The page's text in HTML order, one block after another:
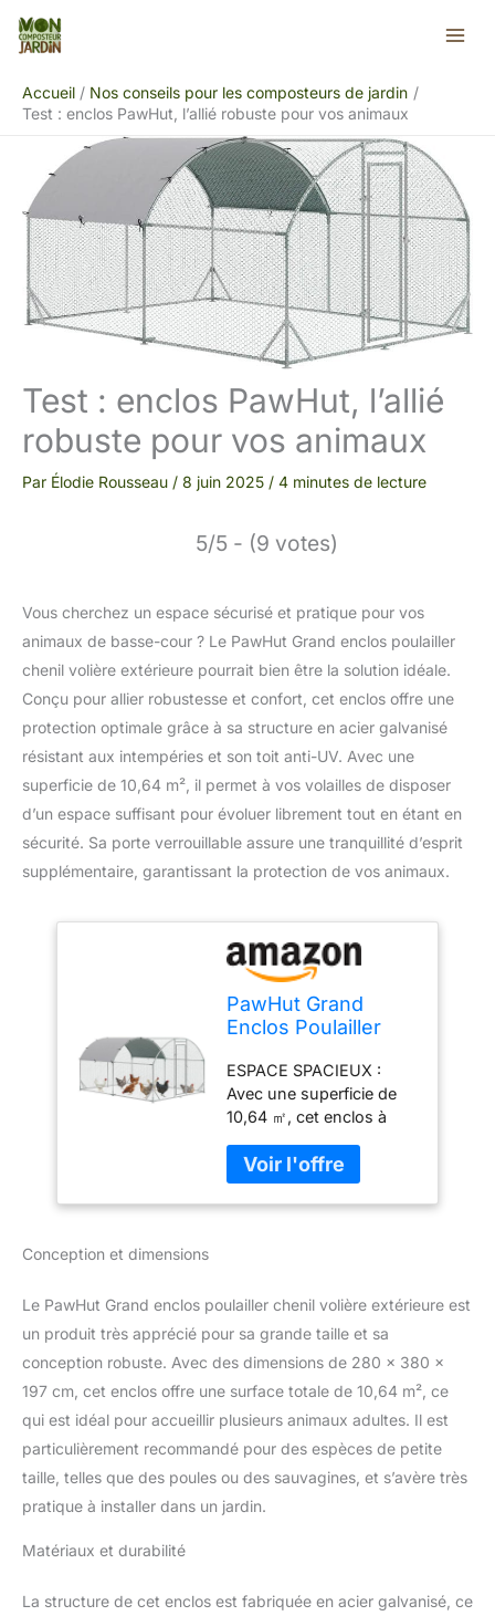
Aller
Accueil
Nos conseils pour les composteurs de jardin
Test : enclos PawHut, l’allié robuste pour vos animaux
Test : enclos PawHut, l’allié
robuste pour vos animaux
Par Élodie Rousseau / 8 juin 2025 / 4 minutes de lecture
5/5 - (9 votes)
Vous cherchez un espace sécurisé et pratique pour vos
animaux de basse-cour ? Le PawHut Grand enclos poulailler
chenil volière extérieure pourrait bien être la solution idéale.
Conçu pour allier robustesse et confort, cet enclos offre une
protection optimale grâce à sa structure en acier galvanisé
résistant aux intempéries et son toit anti-UV. Avec une
superficie de 10,64 m², il permet à vos volailles de disposer
d’un espace suffisant pour évoluer librement tout en étant en
sécurité. Sa porte verrouillable assure une tranquillité d’esprit
supplémentaire, garantissant la protection de vos animaux.
PawHut Grand
Enclos Poulailler
2,8 x 3,8 x 1,97 m
Argenté
ESPACE SPACIEUX :
Avec une superficie de
10,64 ㎡, cet enclos à
d'espace pour que les
poules puissent se
déplacer. Cet enclos
OMBRAGÉ : Le toit
ombragé avec clips à
boutons à ressort aide
votre animal à rester au
frais dans la chaleur tout
en évitant la
déshydratation et en le
couverture les protège
également en cas
traité, résistant à l'eau et
Conception et dimensions
Le PawHut Grand enclos poulailler chenil volière extérieure est
un produit très apprécié pour sa grande taille et sa
conception robuste. Avec des dimensions de 280 x 380 x
197 cm, cet enclos offre une surface totale de 10,64 m², ce
qui est idéal pour accueillir plusieurs animaux adultes. Il est
particulièrement recommandé pour des espèces de petite
taille, telles que des poules ou des sauvagines, et s’avère très
pratique à installer dans un jardin.
Matériaux et durabilité
La structure de cet enclos est fabriquée en acier galvanisé, ce
Rechercher